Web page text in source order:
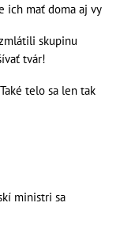
ich mať doma aj vy
skupinu
tvár!
telo sa len tak
ministri sa